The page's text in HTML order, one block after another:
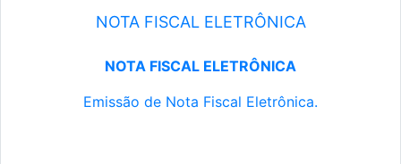
NOTA FISCAL ELETRÔNICA
NOTA FISCAL ELETRÔNICA
Emissão de Nota Fiscal Eletrônica.